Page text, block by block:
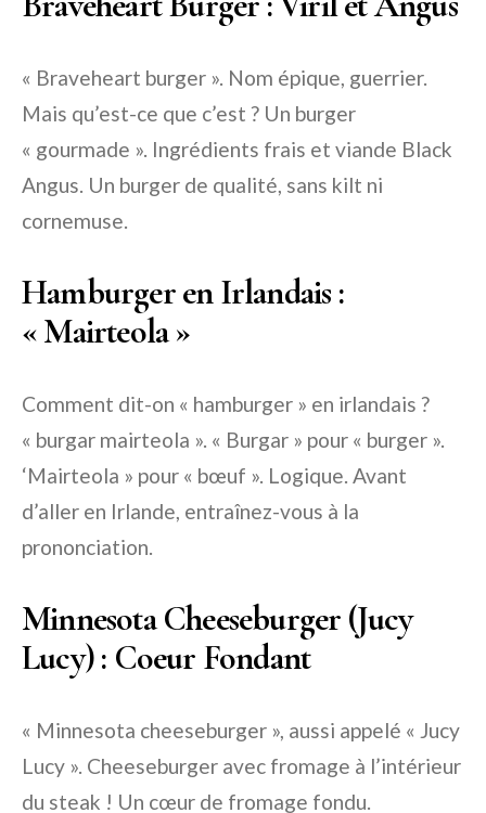
« Braveheart burger ». Nom épique, guerrier.
Mais qu’est-ce que c’est ? Un burger
« gourmade ». Ingrédients frais et viande Black
Angus. Un burger de qualité, sans kilt ni
cornemuse.
Hamburger en Irlandais :
« Mairteola »
Comment dit-on « hamburger » en irlandais ?
« burgar mairteola ». « Burgar » pour « burger ».
‘Mairteola » pour « bœuf ». Logique. Avant
d’aller en Irlande, entraînez-vous à la
prononciation.
Minnesota Cheeseburger (Jucy
Lucy) : Coeur Fondant
« Minnesota cheeseburger », aussi appelé « Jucy
Lucy ». Cheeseburger avec fromage à l’intérieur
du steak ! Un cœur de fromage fondu.